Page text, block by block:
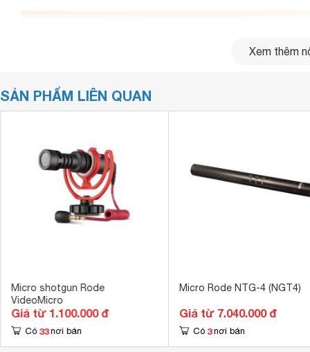
Xem thêm
SẢN PHẨM LIÊN QUAN
Micro shotgun Rode
VideoMicro
Giá từ 1.100.000 đ
Có 33 nơi bán
Micro Rode NTG-4 (NGT4)
Giá từ 7.040.000 đ
Có 3 nơi bán